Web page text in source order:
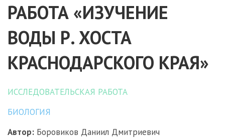
РАБОТА «ИЗУЧЕНИЕ
ВОДЫ Р. ХОСТА
КРАСНОДАРСКОГО КРАЯ»
ИССЛЕДОВАТЕЛЬСКАЯ РАБОТА
БИОЛОГИЯ
Автор: Боровиков Даниил Дмитриевич